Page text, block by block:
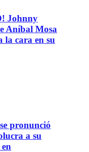
Johnny
Aníbal Mosa
la cara en su
pronunció
a su